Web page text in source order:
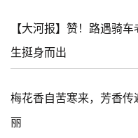
【大河报】赞！路遇骑
生挺身而出
梅花香自苦寒来，芳香
丽